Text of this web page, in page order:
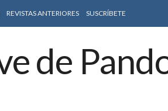
REVISTAS ANTERIORES SUSCRÍBETE